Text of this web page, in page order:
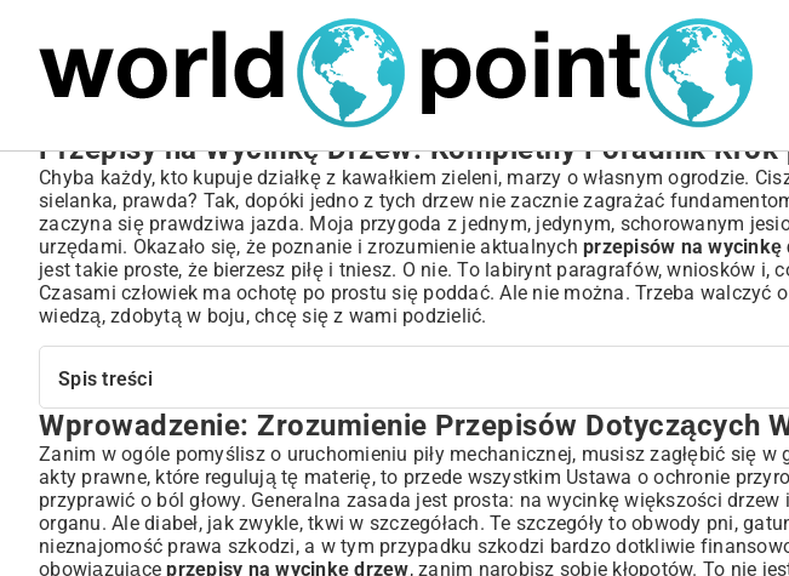
Przepisy na Wycinkę Drzew: Kompletny Poradnik Krok
Chyba każdy, kto kupuje działkę z kawałkiem zieleni, marzy o własnym ogrodzie.
sielanka, prawda? Tak, dopóki jedno z tych drzew nie zacznie zagrażać
zaczyna się prawdziwa jazda. Moja przygoda z jednym, jedynym, schorowanym
urzędami. Okazało się, że poznanie i zrozumienie aktualnych przepisów na wycinkę
jest takie proste, że bierzesz piłę i tniesz. O nie. To labirynt paragrafów, wniosków i,
Czasami człowiek ma ochotę po prostu się poddać. Ale nie można. Trzeba walczyć
wiedzą, zdobytą w boju, chcę się z wami podzielić.
Spis treści
Wprowadzenie: Zrozumienie Przepisów Dotyczących Wycinki Drzew
Kiedy Pozwolenie na Wycinkę Drzew Jest Niezbędne?
Wyjątki od Obowiązku Uzyskania Zgody
Wycinka Drzew na Posesji Prywatnej a Działce Budowlanej
Które Drzewa Wymagają Zgody na Usunięcie?
Kryteria Wiekowe i Obwodowe dla Drzew
Wprowadzenie: Zrozumienie Przepisów Dotyczących
Zanim w ogóle pomyślisz o uruchomieniu piły mechanicznej, musisz zagłębić się
akty prawne, które regulują tę materię, to przede wszystkim Ustawa o ochronie
przyprawić o ból głowy. Generalna zasada jest prosta: na wycinkę większości
organu. Ale diabeł, jak zwykle, tkwi w szczegółach. Te szczegóły to obwody pni,
nieznajomość prawa szkodzi, a w tym przypadku szkodzi bardzo dotkliwie
obowiązująceprzepisy na wycinkę drzew, zanim narobisz sobie kłopotów. To nie